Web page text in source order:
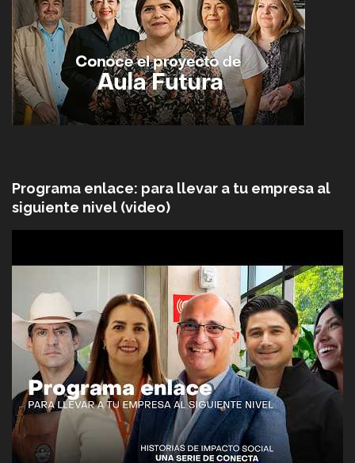
Programa enlace: para llevar a tu empresa al
siguiente nivel (video)